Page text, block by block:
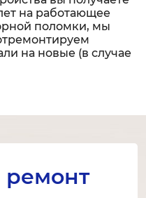
на работающее
поломки, мы
на новые (в случае
ремонт